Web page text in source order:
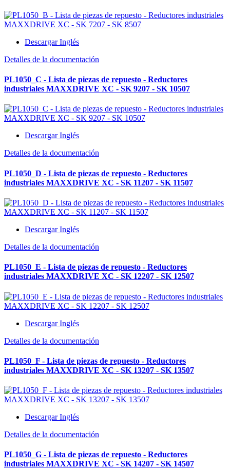
Descargar Inglés
Detalles de la documentación
PL1050_C - Lista de piezas de repuesto - Reductores
industriales MAXXDRIVE XC - SK 9207 - SK 10507
Descargar Inglés
Detalles de la documentación
PL1050_D - Lista de piezas de repuesto - Reductores
industriales MAXXDRIVE XC - SK 11207 - SK 11507
Descargar Inglés
Detalles de la documentación
PL1050_E - Lista de piezas de repuesto - Reductores
industriales MAXXDRIVE XC - SK 12207 - SK 12507
Descargar Inglés
Detalles de la documentación
PL1050_F - Lista de piezas de repuesto - Reductores
industriales MAXXDRIVE XC - SK 13207 - SK 13507
Descargar Inglés
Detalles de la documentación
PL1050_G - Lista de piezas de repuesto - Reductores
industriales MAXXDRIVE XC - SK 14207 - SK 14507